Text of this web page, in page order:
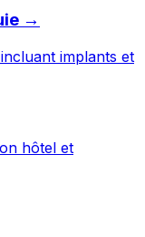
→
implants et
hôtel et